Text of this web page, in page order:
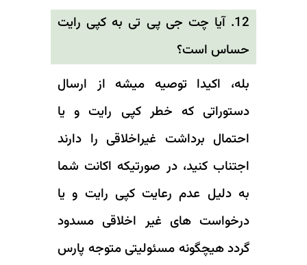
12. آیا چت جی پی تی به کپی رایت
حساس است؟
بله، اکیدا توصیه میشه از ارسال
دستوراتی که خطر کپی رایت و یا
احتمال برداشت غیراخلاقی را دارند
اجتناب کنید، در صورتیکه اکانت شما
به دلیل عدم رعایت کپی رایت و یا
درخواست های غیر اخلاقی مسدود
گردد هیچگونه مسئولیتی متوجه پارس